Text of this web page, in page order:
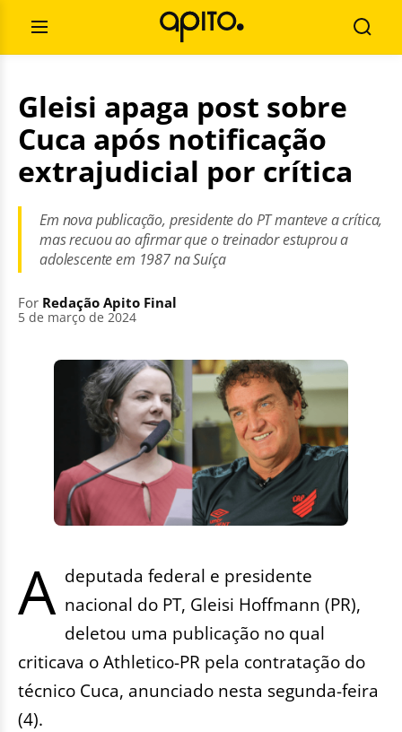
contentOpen
Menu
for:
Gleisi apaga post sobre
Cuca após notificação
extrajudicial por crítica
Em nova publicação, presidente do PT manteve a crítica,
mas recuou ao afirmar que o treinador estuprou a
adolescente em 1987 na Suíça
For Redação Apito Final
5 de março de 2024
A deputada federal e presidente
nacional do PT, Gleisi Hoffmann (PR),
deletou uma publicação no qual
criticava o Athletico-PR pela contratação do
técnico Cuca, anunciado nesta segunda-feira
(4).